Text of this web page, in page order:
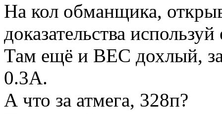
На кол обманщика,
доказательства используй
Там ещё и BEC дохлый,
0.3А.
А что за атмега, 328п?